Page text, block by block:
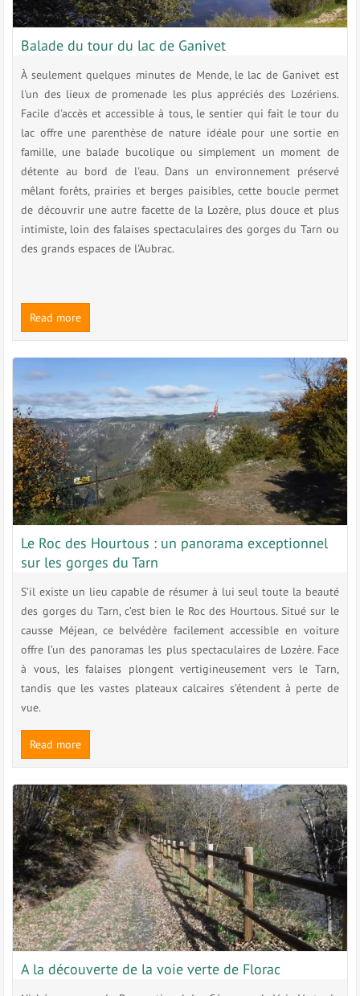
Balade du tour du lac de Ganivet
À seulement quelques minutes de Mende, le lac de Ganivet est
l'un des lieux de promenade les plus appréciés des Lozériens.
Facile d'accès et accessible à tous, le sentier qui fait le tour du
lac offre une parenthèse de nature idéale pour une sortie en
famille, une balade bucolique ou simplement un moment de
détente au bord de l'eau. Dans un environnement préservé
mêlant forêts, prairies et berges paisibles, cette boucle permet
de découvrir une autre facette de la Lozère, plus douce et plus
intimiste, loin des falaises spectaculaires des gorges du Tarn ou
des grands espaces de l'Aubrac.
Read more
Le Roc des Hourtous : un panorama exceptionnel
sur les gorges du Tarn
S’il existe un lieu capable de résumer à lui seul toute la beauté
des gorges du Tarn, c’est bien le Roc des Hourtous. Situé sur le
causse Méjean, ce belvédère facilement accessible en voiture
offre l’un des panoramas les plus spectaculaires de Lozère. Face
à vous, les falaises plongent vertigineusement vers le Tarn,
tandis que les vastes plateaux calcaires s’étendent à perte de
vue.
Read more
A la découverte de la voie verte de Florac